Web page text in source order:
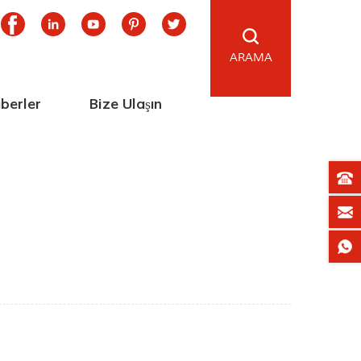
ARAMA
Bize Ulaşın